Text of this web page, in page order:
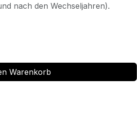
nach den Wechseljahren).
Warenkorb